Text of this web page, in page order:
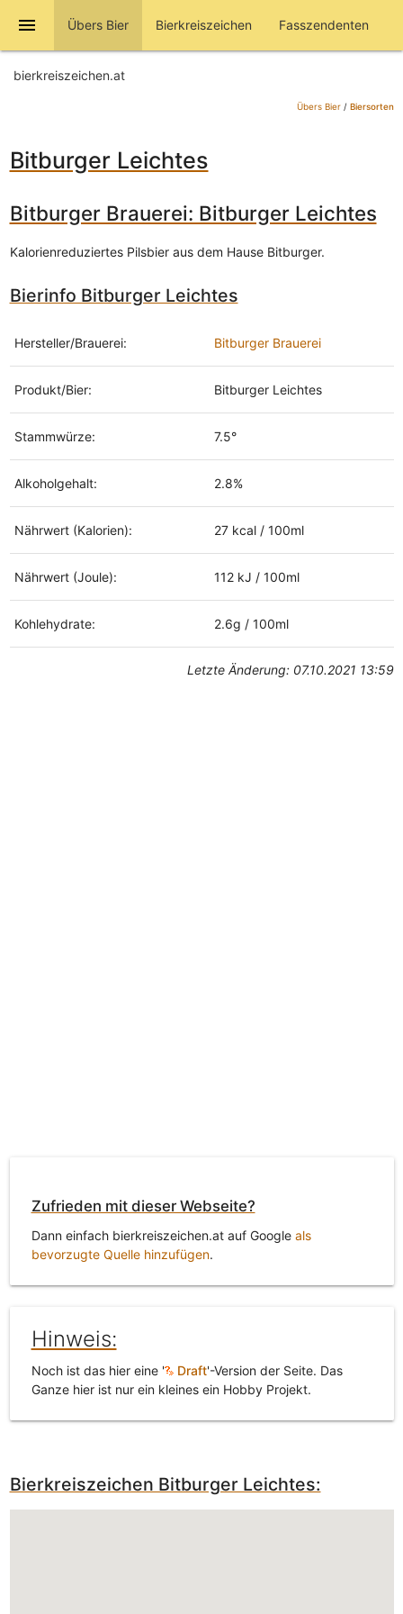
menu Übers Bier Bierkreiszeichen Fasszendenten
bierkreiszeichen.at
Übers Bier/ Biersorten
Bitburger Leichtes
Bitburger Brauerei: Bitburger Leichtes
Kalorienreduziertes Pilsbier aus dem Hause Bitburger.
Bierinfo Bitburger Leichtes
Hersteller/Brauerei: Bitburger Brauerei
Produkt/Bier: Bitburger Leichtes
Stammwürze: 7.5°
Alkoholgehalt: 2.8%
Nährwert (Kalorien): 27 kcal / 100ml
Nährwert (Joule): 112 kJ / 100ml
Kohlehydrate: 2.6g / 100ml
Letzte Änderung: 07.10.2021 13:59
Zufrieden mit dieser Webseite?
Dann einfach bierkreiszeichen.at auf Google als
bevorzugte Quelle hinzufügen.
Hinweis:
Noch ist das hier eine ' Draft'-Version der Seite. Das
Ganze hier ist nur ein kleines ein Hobby Projekt.
Bierkreiszeichen Bitburger Leichtes: